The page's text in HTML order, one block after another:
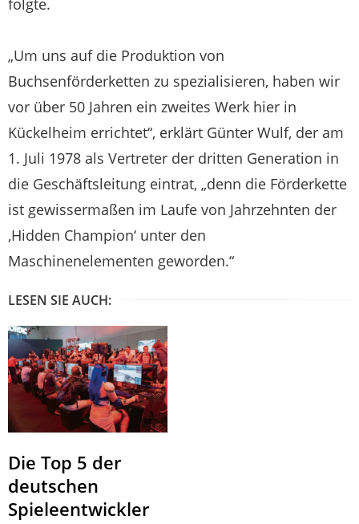
folgte.
„Um uns auf die Produktion von
Buchsenförderketten zu spezialisieren, haben wir
vor über 50 Jahren ein zweites Werk hier in
Kückelheim errichtet“, erklärt Günter Wulf, der am
1. Juli 1978 als Vertreter der dritten Generation in
die Geschäftsleitung eintrat, „denn die Förderkette
ist gewissermaßen im Laufe von Jahrzehnten der
‚Hidden Champion‘ unter den
Maschinenelementen geworden.“
LESEN SIE AUCH:
Die Top 5 der
deutschen
Spieleentwickler